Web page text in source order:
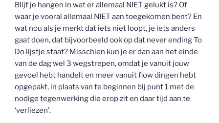
Blijf je hangen in wat er allemaal NIET gelukt is? Of
waar je vooral allemaal NIET aan toegekomen bent? En
wat nou als je merkt dat iets niet loopt, je iets anders
gaat doen, dat bijvoorbeeld ook op dat never ending To
Do lijstje staat? Misschien kun je er dan aan het einde
van de dag wel 3 wegstrepen, omdat je vanuit jouw
gevoel hebt handelt en meer vanuit flow dingen hebt
opgepakt, in plaats van te beginnen bij punt 1 met de
nodige tegenwerking die erop zit en daar tijd aan te
‘verliezen’.